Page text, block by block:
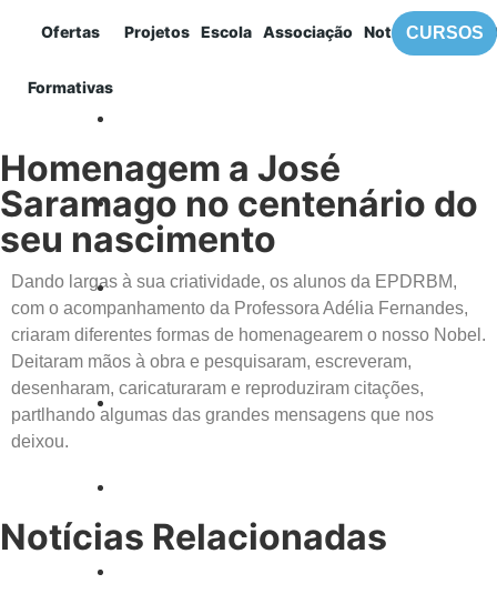
Ofertas
Formativas
Projetos Escola Associação NotíciasCURSOS
EPDRBM
Homenagem a José
Saramago no centenário do
seu nascimento
Dando largas à sua criatividade, os alunos da EPDRBM,
com o acompanhamento da Professora Adélia Fernandes,
criaram diferentes formas de homenagearem o nosso Nobel.
Deitaram mãos à obra e pesquisaram, escreveram,
desenharam, caricaturaram e reproduziram citações,
partlhando algumas das grandes mensagens que nos
deixou.
Notícias Relacionadas